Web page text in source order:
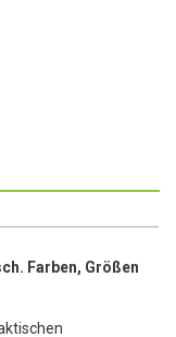
Farben, Größen